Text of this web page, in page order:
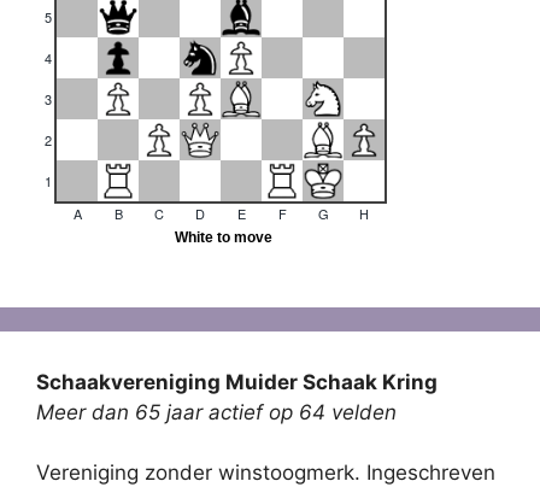
Schaakvereniging Muider Schaak Kring
Meer dan 65 jaar actief op 64 velden
Vereniging zonder winstoogmerk. Ingeschreven